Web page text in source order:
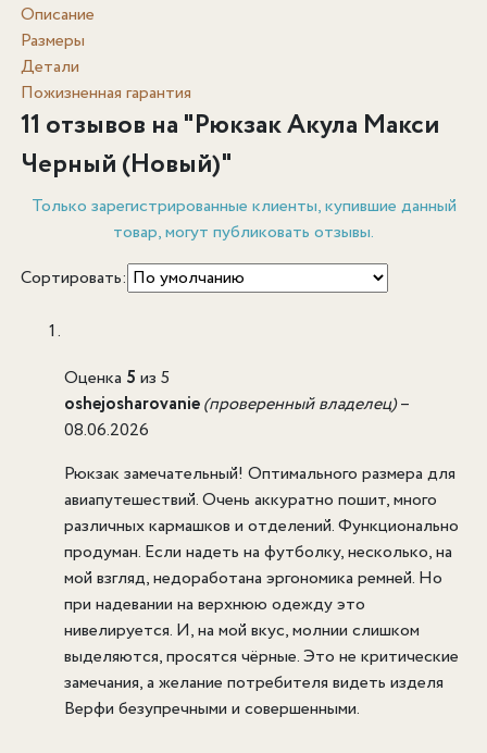
Описание
Размеры
Детали
Пожизненная гарантия
11 отзывов на "Рюкзак Акула Макси
Черный (Новый)"
Только зарегистрированные клиенты, купившие данный
товар, могут публиковать отзывы.
Сортировать:
Оценка 5 из 5
oshejosharovanie(проверенный владелец)–
08.06.2026
Рюкзак замечательный! Оптимального размера для
авиапутешествий. Очень аккуратно пошит, много
различных кармашков и отделений. Функционально
продуман. Если надеть на футболку, несколько, на
мой взгляд, недоработана эргономика ремней. Но
при надевании на верхнюю одежду это
нивелируется. И, на мой вкус, молнии слишком
выделяются, просятся чёрные. Это не критические
замечания, а желание потребителя видеть изделя
Верфи безупречными и совершенными.